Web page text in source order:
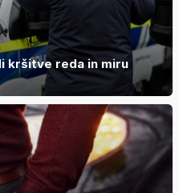
kršitve reda in miru